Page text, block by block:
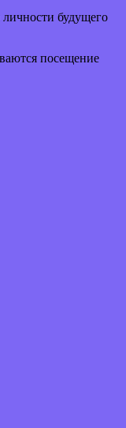
будущего
посещение